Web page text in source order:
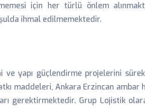
için her türlü önlem
ihmal edilmemektedir.
yapı güçlendirme projelerini
maddeleri, Ankara Erzincan ambar
gerektirmektedir. Grup Lojistik